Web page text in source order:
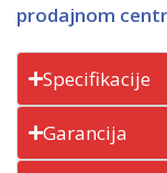
prodajnom
Specifikacije
Garancija